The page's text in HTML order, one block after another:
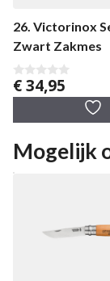
26. Victorinox
Zwart Zakmes
0
v
€34,95
Mogelijk